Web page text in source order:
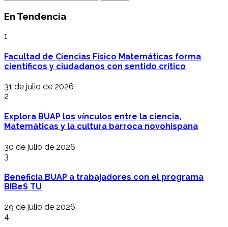
En Tendencia
1
Facultad de Ciencias Físico Matemáticas forma
científicos y ciudadanos con sentido crítico
31 de julio de 2026
2
Explora BUAP los vínculos entre la ciencia,
Matemáticas y la cultura barroca novohispana
30 de julio de 2026
3
Beneficia BUAP a trabajadores con el programa
BIBeS TU
29 de julio de 2026
4